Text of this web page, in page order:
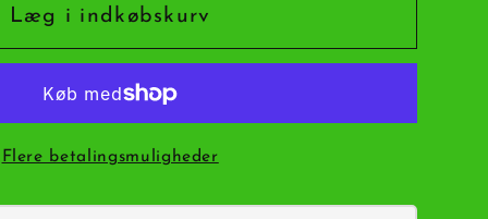
Læg i indkøbskurv
Flere betalingsmuligheder